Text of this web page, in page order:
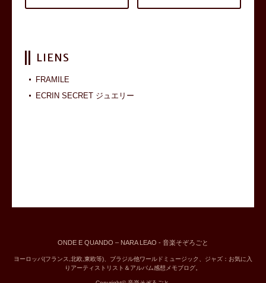
LIENS
FRAMILE
ECRIN SECRET ジュエリー
ONDE E QUANDO – NARA LEAO - 音楽そぞろごと
ヨーロッパ(フランス,北欧,東欧等)、ブラジル他ワールドミュージック、ジャズ：お気に入
りアーティストリスト＆アルバム感想メモブログ。